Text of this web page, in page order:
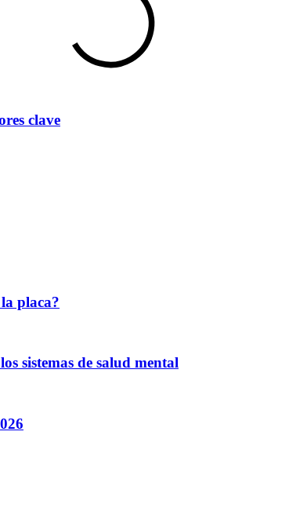
clave
placa?
sistemas de salud mental